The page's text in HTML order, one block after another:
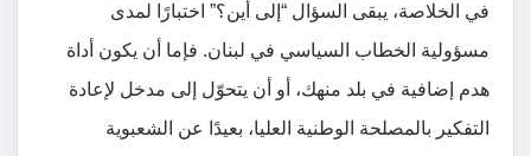
في الخلاصة، يبقى السؤال “إلى أين؟” اختبارًا لمدى
مسؤولية الخطاب السياسي في لبنان. فإما أن يكون أداة
هدم إضافية في بلد منهك، أو أن يتحوّل إلى مدخل لإعادة
التفكير بالمصلحة الوطنية العليا، بعيدًا عن الشعبوية